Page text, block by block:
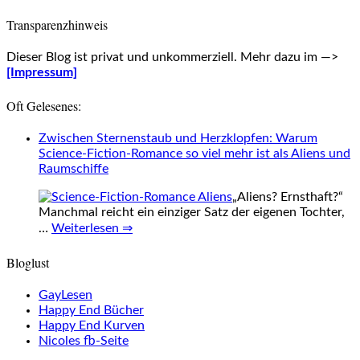
Transparenzhinweis
Dieser Blog ist privat und unkommerziell. Mehr dazu im —>
[Impressum]
Oft Gelesenes:
Zwischen Sternenstaub und Herzklopfen: Warum
Science-Fiction-Romance so viel mehr ist als Aliens und
Raumschiffe
„Aliens? Ernsthaft?“
Manchmal reicht ein einziger Satz der eigenen Tochter,
… Weiterlesen ⇒
Bloglust
GayLesen
Happy End Bücher
Happy End Kurven
Nicoles fb-Seite